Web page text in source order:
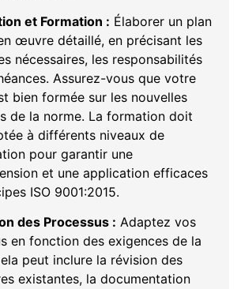
et Formation : Élaborer un plan
œuvre détaillé, en précisant les
nécessaires, les responsabilités
Assurez-vous que votre
bien formée sur les nouvelles
de la norme. La formation doit
à différents niveaux de
pour garantir une
et une application efficaces
ISO 9001:2015.
des Processus : Adaptez vos
en fonction des exigences de la
peut inclure la révision des
existantes, la documentation